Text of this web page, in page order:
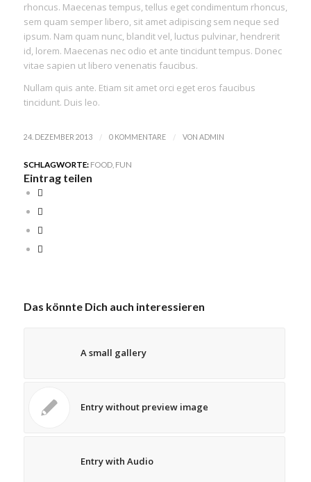
rhoncus. Maecenas tempus, tellus eget condimentum rhoncus,
sem quam semper libero, sit amet adipiscing sem neque sed
ipsum. Nam quam nunc, blandit vel, luctus pulvinar, hendrerit
id, lorem. Maecenas nec odio et ante tincidunt tempus. Donec
vitae sapien ut libero venenatis faucibus.
Nullam quis ante. Etiam sit amet orci eget eros faucibus
tincidunt. Duis leo.
24. DEZEMBER 2013 / 0 KOMMENTARE / VON ADMIN
SCHLAGWORTE: FOOD, FUN
Eintrag teilen
Das könnte Dich auch interessieren
A small gallery
Entry without preview image
Entry with Audio